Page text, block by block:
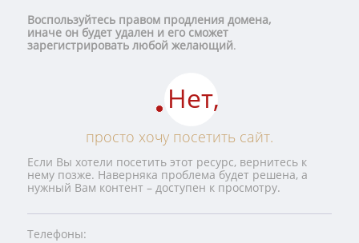
Воспользуйтесь правом продления домена,
иначе он будет удален и его сможет
зарегистрировать любой желающий.
Нет,
просто хочу посетить сайт.
Если Вы хотели посетить этот ресурс, вернитесь к
нему позже. Наверняка проблема будет решена, а
нужный Вам контент – доступен к просмотру.
Телефоны: